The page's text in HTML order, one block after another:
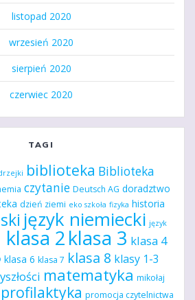
listopad 2020
wrzesień 2020
sierpień 2020
czerwiec 2020
TAGI
biblioteka Biblioteka
czytanie Deutsch AG doradztwo
dzień ziemi eko szkoła fizyka historia
język niemiecki język
klasa 2klasa 3 klasa 4
klasa 6 klasa 7 klasa 8 klasy 1-3
matematyka mikołaj
profilaktyka promocja czytelnictwa